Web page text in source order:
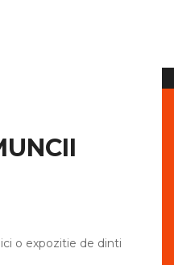
o expozitie de dinti